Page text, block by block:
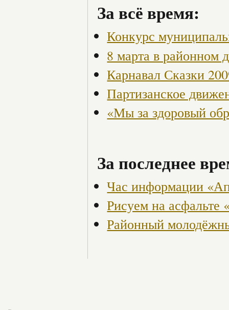
За всё время:
Конкурс
8 марта в районном
Карнавал Сказки
Партизанское
«Мы за здоровый
За последнее
Час информации
Рисуем на асфальте
Районный